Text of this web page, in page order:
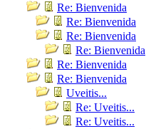
Re: Bienvenida
Re: Bienvenida
Re: Bienvenida
Re: Bienvenida
Re: Bienvenida
Re: Bienvenida
Uveitis...
Re: Uveitis...
Re: Uveitis...